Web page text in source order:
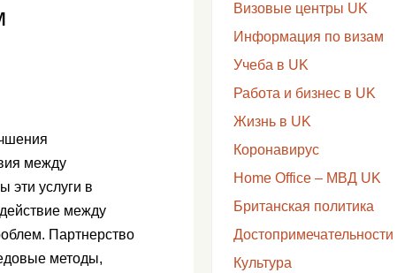
между
эти услуги в
между
Партнерство
методы,
Визовые центры UK
Информация по визам
Учеба в UK
Работа и бизнес в UK
Жизнь в UK
Коронавирус
Home Office – МВД UK
Британская политика
Достопримечательности
Культура